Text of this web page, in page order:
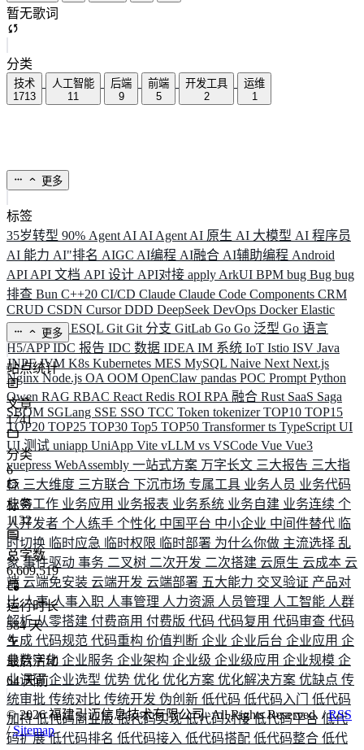
暂无歌词
分类
技术
1713
人工智能
11
后端
9
前端
5
开发工具
2
运维
1
更多
标签
35岁转型 90% Agent AI AI Agent AI 原生 AI 大模型 AI 程序员
AI 能力 AI"排名 AIGC AI编程 AI融合 AI辅助编程 Android
API API 文档 API 设计 API对接 apply ArkUI BPM bug Bug bug
排查 Bun C++20 CI/CD Claude Claude Code Components CRM
CRUD CSDN CursorDDD DeepSeek DevOps DockerElastic
ELK ElysiaESQL Git Git 分支 GitLab Go Go 泛型 Go 语言
H5/APPIDC 报告 IDC 数据 IDEA IM 系统 IoT Istio ISV Java
JNPFJVM K8s Kubernetes MES MySQL Naive Next Next.js
NginxNode.js OA OOM OpenClaw pandas POC Prompt Python
Qwen RAG RBAC React Redis ROI RPA 融合 Rust SaaS Saga
SBOM SGLang SSE SSO TCC Token tokenizerTOP10 TOP15
TOP20 TOP25 TOP30 Top5 TOP50 Transformerts TypeScript UI
UI 测试 uniapp UniApp Vite vLLM vs VSCode Vue Vue3
vuepress WebAssembly 一站式方案 万字长文 三大报告 三大指
标 三大维度 三方联合 下沉市场 专属工具 业务人员 业务代码
业务工作 业务应用 业务报表 业务系统 业务自建 业务连续 个
人开发者 个人练手 个性化 中国平台 中小企业 中间件替代 临
时切换 临时应急 临时权限 临时部署 为什么你做 主流选择 乱
象 事件驱动 事务 二叉树 二次开发 二次搭建 云原生 云成本 云
端 云端免安装 云端开发 云端部署 五大能力 交叉验证 产品对
比人事人事入职 人事管理 人力资源 人员管理 人工智能 人群
解析从零搭建 付费商用 付费版 代码 代码复用 代码审查 代码
生成 代码规范 代码重构 价值判断 企业 企业后台 企业应用 企
业数字化 企业服务 企业架构 企业级 企业级应用 企业规模 企
业调研企业选型 优势 优化 优化方案 优化解决方案 优缺点 传
统审批 传统对比 传统开发 伪创新 低代码 低代码入门 低代码
加持低代码商业版低代码实现低代码对接低代码平台 低代
码扩展低代码排名 低代码接入 低代码搭配 低代码整合 低代
更多
站点统计
文章
1741
分类
6
标签
1132
总字数
6,609,519
运行时长
584 天
最后活动
64 天前
©2026福建引迈信息技术有限公司. All Rights Reserved. /RSS
/Sitemap